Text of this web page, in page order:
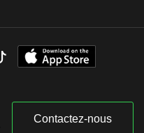
Contactez-nous